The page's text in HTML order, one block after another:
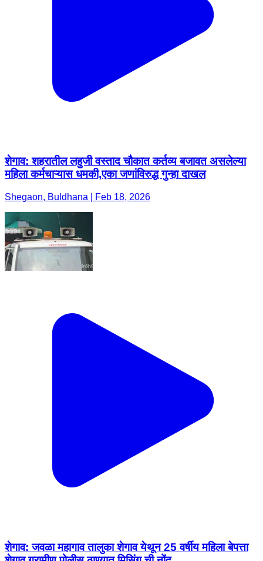
शेगाव: शहरातील लहुजी वस्ताद चौकात कर्तव्य बजावत असलेल्या
महिला कर्मचाऱ्यास धमकी,एका जणांविरुद्ध गुन्हा दाखल
Shegaon, Buldhana | Feb 18, 2026
शेगाव: जवळा महागाव तालुका शेगाव येथून 25 वर्षीय महिला बेपत्ता